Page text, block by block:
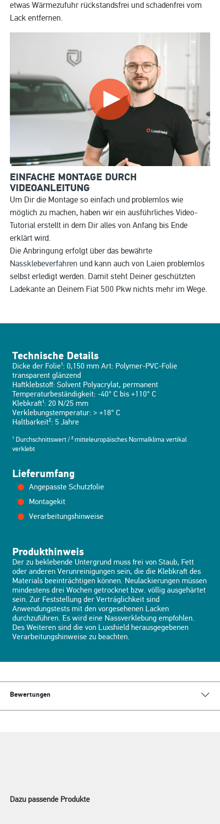
etwas Wärmezufuhr rückstandsfrei und schadenfrei vom
Lack entfernen.
EINFACHE MONTAGE DURCH
VIDEOANLEITUNG
Um Dir die Montage so einfach und problemlos wie
möglich zu machen, haben wir ein ausführliches Video-
Tutorial erstellt in dem Dir alles von Anfang bis Ende
erklärt wird.
Die Anbringung erfolgt über das bewährte
Nassklebeverfahren und kann auch von Laien problemlos
selbst erledigt werden. Damit steht Deiner geschützten
Ladekante an Deinem Fiat 500 Pkw nichts mehr im Wege.
Technische Details
Dicke der Folie¹: 0,150 mm Art: Polymer-PVC-Folie
transparent glänzend
Haftklebstoff: Solvent Polyacrylat, permanent
Temperaturbeständigkeit: -40° C bis +110° C
Klebkraft¹: 20 N/25 mm
Verklebungstemperatur: > +18° C
Haltbarkeit²: 5 Jahre
¹ Durchschnittswert / ² mitteleuropäisches Normalklima vertikal
verklebt
Lieferumfang
Angepasste Schutzfolie
Montagekit
Verarbeitungshinweise
Produkthinweis
Der zu beklebende Untergrund muss frei von Staub, Fett
oder anderen Verunreinigungen sein, die die Klebkraft des
Materials beeinträchtigen können. Neulackierungen müssen
mindestens drei Wochen getrocknet bzw. völlig ausgehärtet
sein. Zur Feststellung der Verträglichkeit sind
Anwendungstests mit den vorgesehenen Lacken
durchzuführen. Es wird eine Nassverklebung empfohlen.
Des Weiteren sind die von Luxshield herausgegebenen
Verarbeitungshinweise zu beachten.
Bewertungen
Dazu passende Produkte